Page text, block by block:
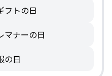
フトの日
マナーの日
の日